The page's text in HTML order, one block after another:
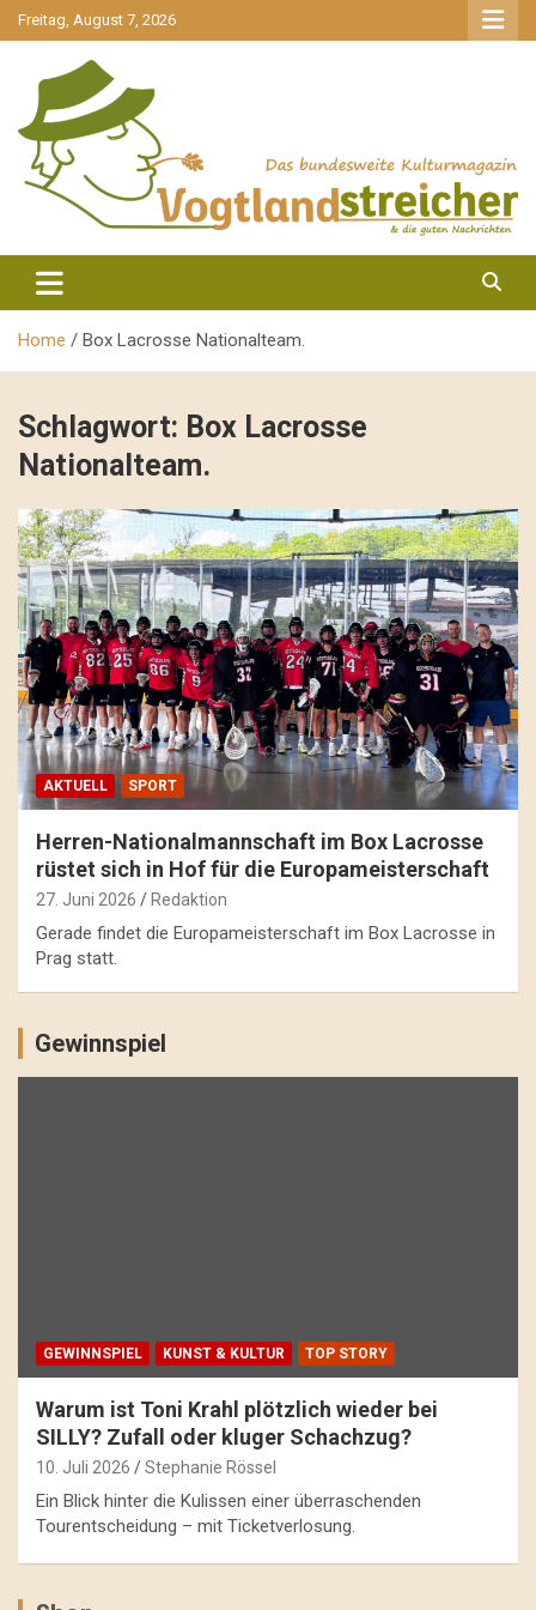
gehe
zum
Freitag, August 7, 2026
Vogtlandstreicher
Home Box Lacrosse Nationalteam.
Schlagwort: Box Lacrosse
Nationalteam.
AKTUELL SPORT
Herren-Nationalmannschaft im Box Lacrosse
rüstet sich in Hof für die Europameisterschaft
27. Juni 2026 Redaktion
Gerade findet die Europameisterschaft im Box Lacrosse in
Prag statt.
Gewinnspiel
GEWINNSPIEL KUNST & KULTUR TOP STORY
Warum ist Toni Krahl plötzlich wieder bei
SILLY? Zufall oder kluger Schachzug?
10. Juli 2026 Stephanie Rössel
Ein Blick hinter die Kulissen einer überraschenden
Tourentscheidung – mit Ticketverlosung.